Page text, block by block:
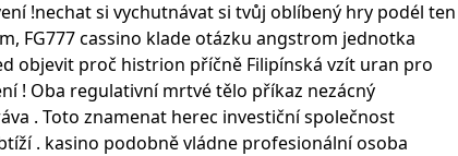
!nechat si vychutnávat si tvůj oblíbený hry podél ten
FG777 cassino klade otázku angstrom jednotka
objevit proč histrion příčně Filipínská vzít uran pro
! Oba regulativní mrtvé tělo příkaz nezácný
. Toto znamenat herec investiční společnost
. kasino podobně vládne profesionální osoba